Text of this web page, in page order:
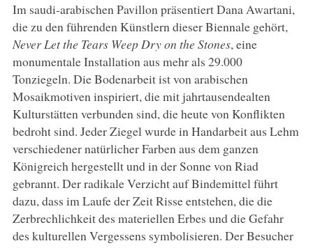
Im saudi-arabischen Pavillon präsentiert Dana Awartani,
die zu den führenden Künstlern dieser Biennale gehört,
Never Let the Tears Weep Dry on the Stones, eine
monumentale Installation aus mehr als 29.000
Tonziegeln. Die Bodenarbeit ist von arabischen
Mosaikmotiven inspiriert, die mit jahrtausendealten
Kulturstätten verbunden sind, die heute von Konflikten
bedroht sind. Jeder Ziegel wurde in Handarbeit aus Lehm
verschiedener natürlicher Farben aus dem ganzen
Königreich hergestellt und in der Sonne von Riad
gebrannt. Der radikale Verzicht auf Bindemittel führt
dazu, dass im Laufe der Zeit Risse entstehen, die die
Zerbrechlichkeit des materiellen Erbes und die Gefahr
des kulturellen Vergessens symbolisieren. Der Besucher